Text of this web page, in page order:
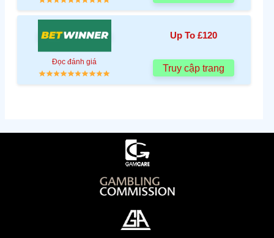
Up To £120
Đọc đánh giá
Truy cập trang